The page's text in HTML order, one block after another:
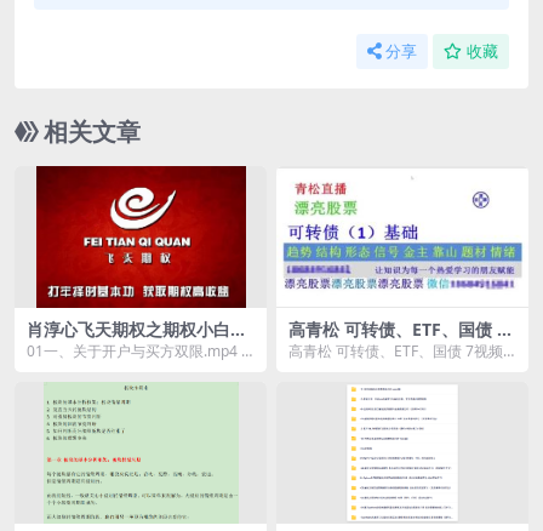
分享 收藏
相关文章
肖淳心飞天期权之期权小白基
础课程
01一、关于开户与买方双限.mp4 0
用汇...
高青松 可转债、ETF、国债 7
视频
高青松 可转债、ETF、国债 7视频